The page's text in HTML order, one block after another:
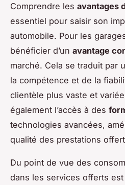
Comprendre les avantages
essentiel pour saisir son
automobile. Pour les
bénéficier d’un avantage
marché. Cela se traduit par
la compétence et de la
clientèle plus vaste et
également l’accès à des
technologies avancées,
qualité des prestations
Du point de vue des
dans les services offerts